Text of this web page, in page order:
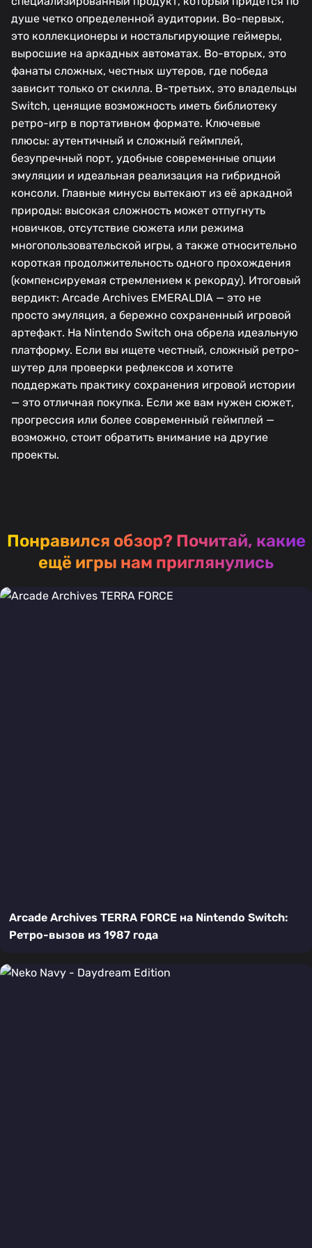
душе четко определенной аудитории. Во-первых,
это коллекционеры и ностальгирующие геймеры,
выросшие на аркадных автоматах. Во-вторых, это
фанаты сложных, честных шутеров, где победа
зависит только от скилла. В-третьих, это владельцы
Switch, ценящие возможность иметь библиотеку
ретро-игр в портативном формате. Ключевые
плюсы: аутентичный и сложный геймплей,
безупречный порт, удобные современные опции
эмуляции и идеальная реализация на гибридной
консоли. Главные минусы вытекают из её аркадной
природы: высокая сложность может отпугнуть
новичков, отсутствие сюжета или режима
многопользовательской игры, а также относительно
короткая продолжительность одного прохождения
(компенсируемая стремлением к рекорду). Итоговый
вердикт: Arcade Archives EMERALDIA — это не
просто эмуляция, а бережно сохраненный игровой
артефакт. На Nintendo Switch она обрела идеальную
платформу. Если вы ищете честный, сложный ретро-
шутер для проверки рефлексов и хотите
поддержать практику сохранения игровой истории
— это отличная покупка. Если же вам нужен сюжет,
прогрессия или более современный геймплей —
возможно, стоит обратить внимание на другие
проекты.
Понравился обзор? Почитай, какие
ещё игры нам приглянулись
Arcade Archives TERRA FORCE на Nintendo Switch:
Ретро-вызов из 1987 года